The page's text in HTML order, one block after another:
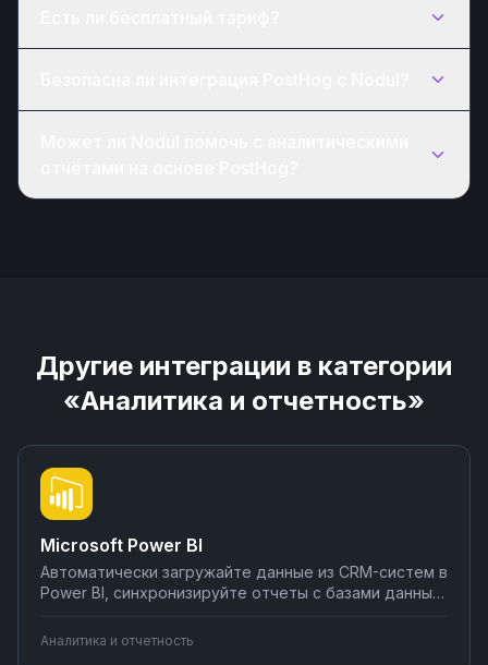
Другие интеграции в категории
«Аналитика и отчетность»
Microsoft Power BI
Автоматически загружайте данные из CRM-систем в
Power BI, синхронизируйте отчеты с базами данных,
по почте. Настраивайте интеграции без
Аналитика и отчетность